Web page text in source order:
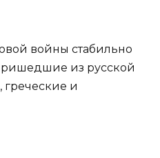
войны стабильно
из русской
греческие и